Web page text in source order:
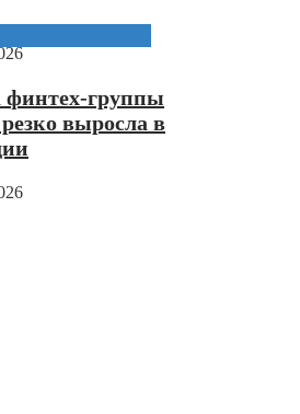
группы
выросла в